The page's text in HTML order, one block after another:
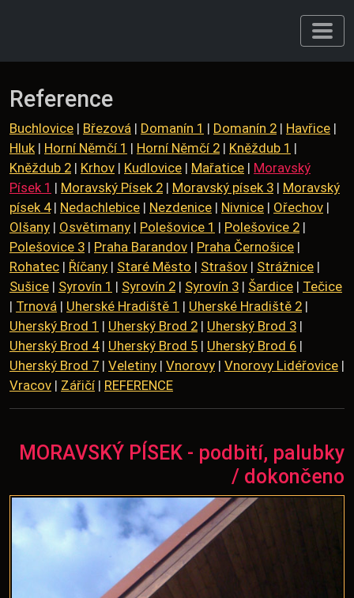
Reference
Buchlovice | Březová | Domanín 1 | Domanín 2 | Havřice |
Hluk | Horní Němčí 1 | Horní Němčí 2 | Kněždub 1 |
Kněždub 2 | Krhov | Kudlovice | Mařatice | Moravský
Písek 1 | Moravský Písek 2 | Moravský písek 3 | Moravský
písek 4| Nedachlebice | Nezdenice | Nivnice | Ořechov |
Olšany | Osvětimany | Polešovice 1 | Polešovice 2 |
Polešovice 3 | Praha Barandov | Praha Černošice |
Rohatec | Říčany | Staré Město | Strašov | Strážnice |
Sušice | Syrovín 1 | Syrovín 2 | Syrovín 3 | Šardice | Tečice
| Trnová | Uherské Hradiště 1 | Uherské Hradiště 2 |
Uherský Brod 1 | Uherský Brod 2 | Uherský Brod 3 |
Uherský Brod 4| Uherský Brod 5 | Uherský Brod 6 |
Uherský Brod 7 | Veletiny | Vnorovy | Vnorovy Lidéřovice |
Vracov | Zářičí | REFERENCE
MORAVSKÝ PÍSEK - podbití, palubky
/ dokončeno